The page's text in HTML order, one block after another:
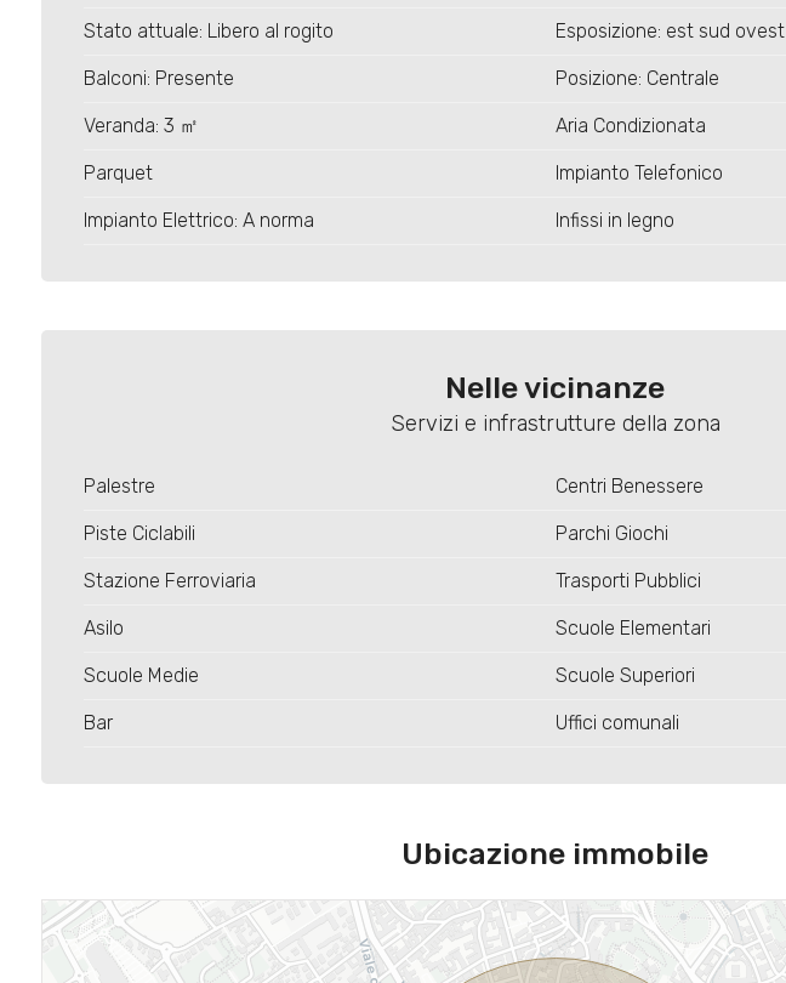
Stato attuale: Libero al rogito Esposizione: est sud ovest
Balconi: Presente Posizione: Centrale
Veranda: 3 ㎡ Aria Condizionata
Parquet Impianto Telefonico
Impianto Elettrico: A norma Infissi in legno
Nelle vicinanze
Servizi e infrastrutture della zona
Palestre Centri Benessere
Piste Ciclabili Parchi Giochi
Stazione Ferroviaria Trasporti Pubblici
Asilo Scuole Elementari
Scuole Medie Scuole Superiori
Bar Uffici comunali
Ubicazione immobile